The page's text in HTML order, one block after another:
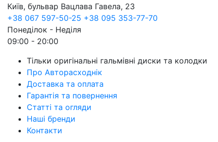
Київ, бульвар Вацлава Гавела, 23
+38 067 597-50-25 +38 095 353-77-70
Понеділок - Неділя
09:00 - 20:00
Тільки оригінальні гальмівні диски та колодки
Про Авторасходнік
Доставка та оплата
Гарантія та повернення
Статті та огляди
Наші бренди
Контакти